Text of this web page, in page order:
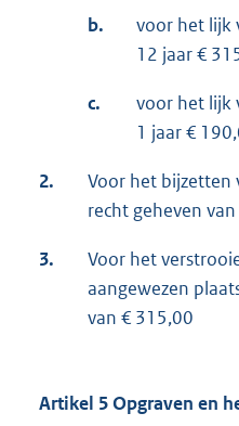
b.
voor het lijk
12 jaar €
c.
voor het lijk
1 jaar €
2.
Voor het bijzetten
recht geheven
3.
Voor het
aangewezen
van € 315,00
Artikel 5 Opgraven en